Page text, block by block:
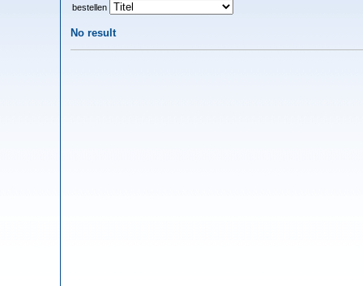
bestellen
No result